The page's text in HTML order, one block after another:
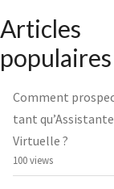
Articles
populaires
Comment
tant qu’Assistante
Virtuelle ?
100 views